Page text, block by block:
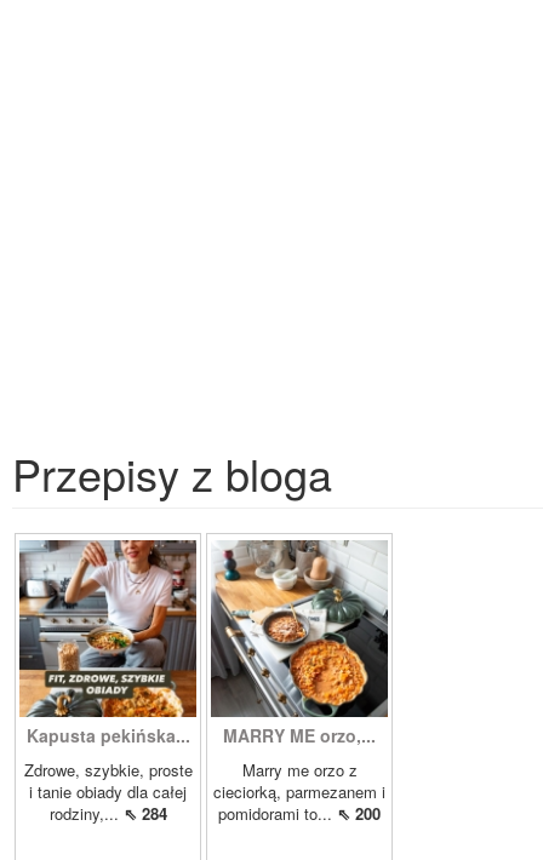
Przepisy z bloga
Kapusta pekińska...
Zdrowe, szybkie, proste
i tanie obiady dla całej
rodziny,... ⇖ 284
MARRY ME orzo,...
Marry me orzo z
cieciorką, parmezanem i
pomidorami to... ⇖ 200